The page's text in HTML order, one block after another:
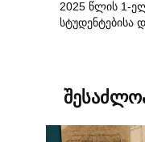
2025 წლის 1-
სტუდენტებისა